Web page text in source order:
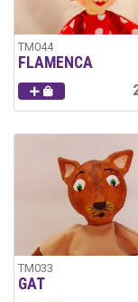
TM044
FLAMENCA
TM033
GAT